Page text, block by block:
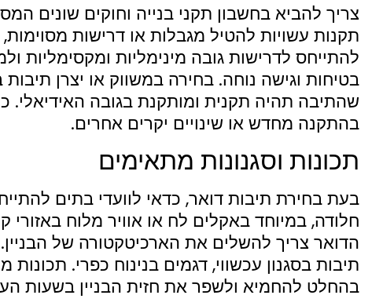
צריך להביא בחשבון תקני בנייה וחוקים שונים
תקנות עשויות להטיל מגבלות או דרישות
להתייחס לדרישות גובה מינימליות ומקסימליות
בטיחות וגישה נוחה. בחירה במשווק או יצרן
שהתיבה תהיה תקנית ומותקנת בגובה האידיאלי.
בהתקנה מחדש או שינויים יקרים אחרים.
תכונות וסגנונות מתאימים
בעת בחירת תיבות דואר, כדאי לוועדי בתים
חלודה, במיוחד באקלים לח או אוויר מלוח באזורי
הדואר צריך להשלים את הארכיטקטורה של הבניין.
תיבות בסגנון עכשווי, דגמים בנינוח כפרי.
בהחלט להחמיא ולשפר את חזית הבניין בשעות